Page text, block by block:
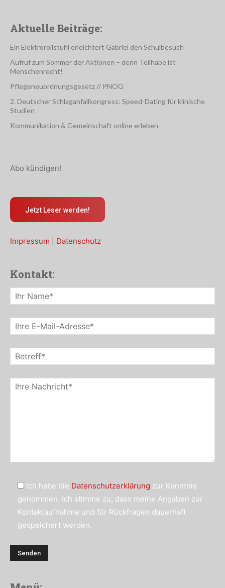
Aktuelle Beiträge:
Ein Elektrorollstuhl erleichtert Gabriel den Schulbesuch
Aufruf zum Sommer der Aktionen – denn Teilhabe ist
Menschenrecht!
Pflegeneuordnungsgesetz // PNOG
2. Deutscher Schlaganfallkongress: Speed-Dating für klinische
Studien
Kommunikation & Gemeinschaft online erleben
Abo kündigen!
Jetzt Leser werden!
Impressum Datenschutz
Kontakt:
Ich habe die Datenschutzerklärung zur Kenntnis
genommen. Ich stimme zu, dass meine Angaben zur
Kontaktaufnahme und für Rückfragen dauerhaft
gespeichert werden.